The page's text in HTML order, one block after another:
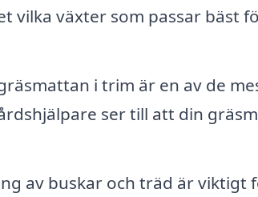
vilka växter som passar bäst
i trim är en av de
ser till att din
av buskar och träd är viktigt